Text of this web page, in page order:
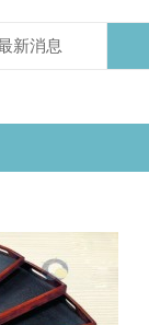
新消息